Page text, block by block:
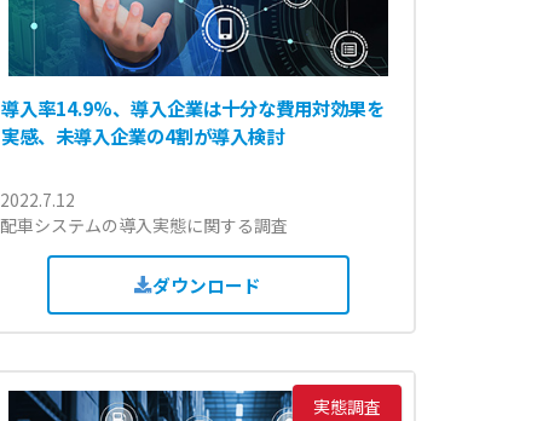
導入率14.9%、導入企業は十分な費用対効果を
実感、未導入企業の4割が導入検討
2022.7.12
配車システムの導入実態に関する調査
ダウンロード
実態調査